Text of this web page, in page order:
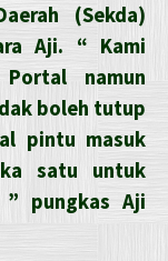
(Sekda)
Aji. “ Kami
namun
boleh tutup
pintu masuk
satu untuk
” pungkas Aji